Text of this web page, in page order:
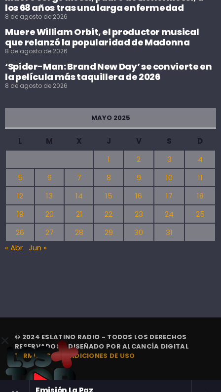
los 68 años tras una larga enfermedad
8 de agosto de 2026
Muere William Orbit, el productor musical
que relanzó la popularidad de Madonna
8 de agosto de 2026
‘Spider-Man: Brand New Day’ se convierte en
la película más taquillera de 2026
8 de agosto de 2026
MAYO 2025
L M X J V S
D
1
2 3
4
5
6 7 8 9 10
11
12
13 14 15 16 17
18
19
20 21 22 23 24
25
26
27 28 29 30
31
« Abr Jun »
© 2024 ESLATINO RADIO - TODOS LOS DERECHOS
RESERVADOS. | DISEÑADO PORALCANCÍA DIGITAL
TÉRMINOS Y CONDICIONES DE USO